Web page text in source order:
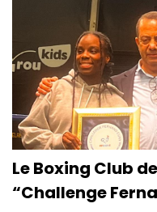
Le Boxing Club
“Challenge